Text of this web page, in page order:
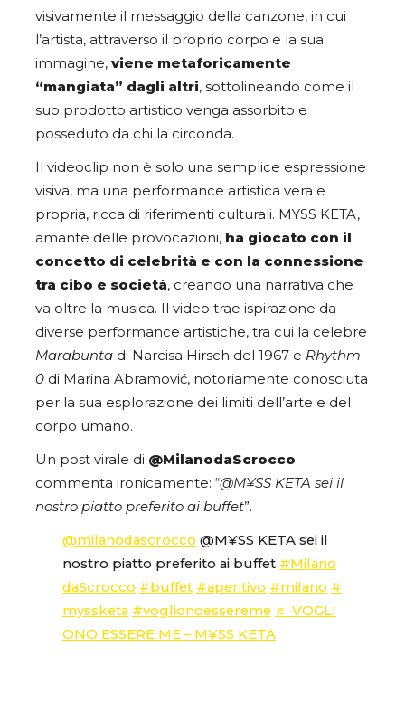
visivamente il messaggio della canzone, in cui
l’artista, attraverso il proprio corpo e la sua
immagine, viene metaforicamente
“mangiata” dagli altri, sottolineando come il
suo prodotto artistico venga assorbito e
posseduto da chi la circonda.
Il videoclip non è solo una semplice espressione
visiva, ma una performance artistica vera e
propria, ricca di riferimenti culturali. MYSS KETA,
amante delle provocazioni, ha giocato con il
concetto di celebrità e con la connessione
tra cibo e società, creando una narrativa che
va oltre la musica. Il video trae ispirazione da
diverse performance artistiche, tra cui la celebre
Marabunta di Narcisa Hirsch del 1967 e Rhythm
0 di Marina Abramović, notoriamente conosciuta
per la sua esplorazione dei limiti dell’arte e del
corpo umano.
Un post virale di @MilanodaScrocco
commenta ironicamente: “@M¥SS KETA sei il
nostro piatto preferito ai buffet”.
@milanodascrocco @M¥SS KETA sei il
nostro piatto preferito ai buffet #Milano
daScrocco #buffet #aperitivo #milano #
myssketa #voglionoessereme ♬ VOGLI
ONO ESSERE ME – M¥SS KETA